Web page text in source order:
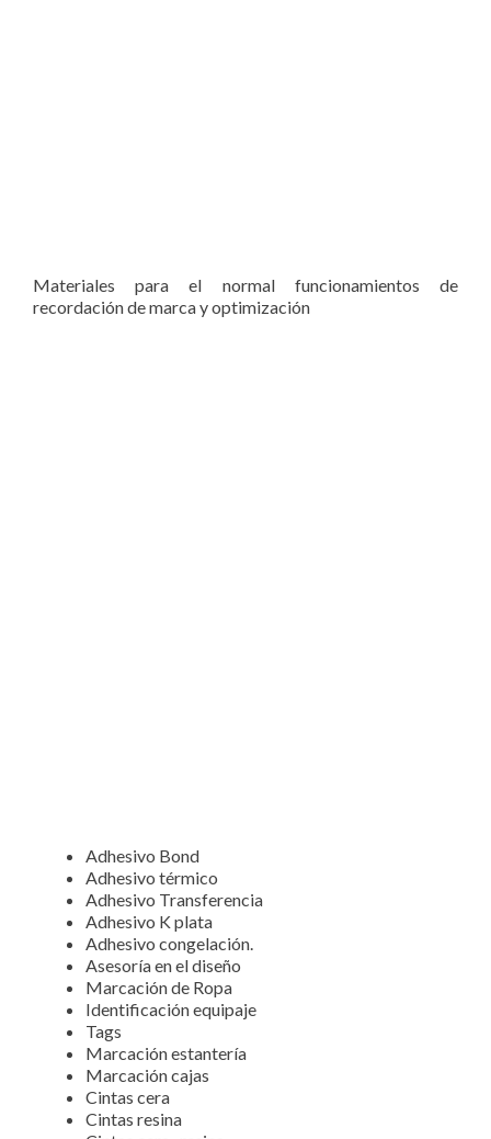
Materiales para el normal funcionamientos de
recordación de marca y optimización
Adhesivo Bond
Adhesivo térmico
Adhesivo Transferencia
Adhesivo K plata
Adhesivo congelación.
Asesoría en el diseño
Marcación de Ropa
Identificación equipaje
Tags
Marcación estantería
Marcación cajas
Cintas cera
Cintas resina